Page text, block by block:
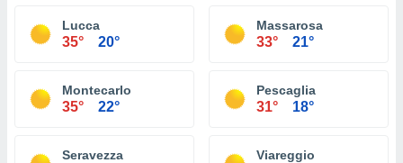
Lucca
35° 20°
Massarosa
33° 21°
Montecarlo
35° 22°
Pescaglia
31° 18°
Seravezza Viareggio